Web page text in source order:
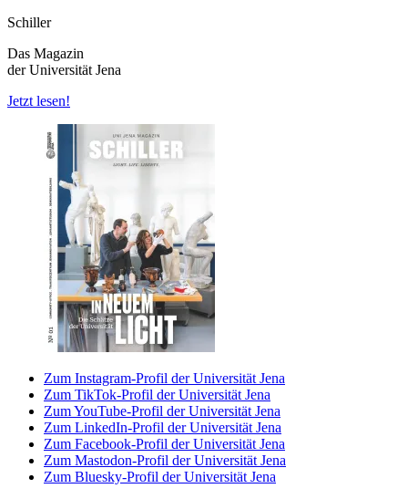
Schiller
Das Magazin
der Universität Jena
Jetzt lesen!
Zum Instagram-Profil der Universität Jena
Zum TikTok-Profil der Universität Jena
Zum YouTube-Profil der Universität Jena
Zum LinkedIn-Profil der Universität Jena
Zum Facebook-Profil der Universität Jena
Zum Mastodon-Profil der Universität Jena
Zum Bluesky-Profil der Universität Jena